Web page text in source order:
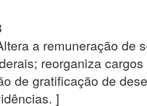
a remuneração de
reorganiza
de gratificação de
]